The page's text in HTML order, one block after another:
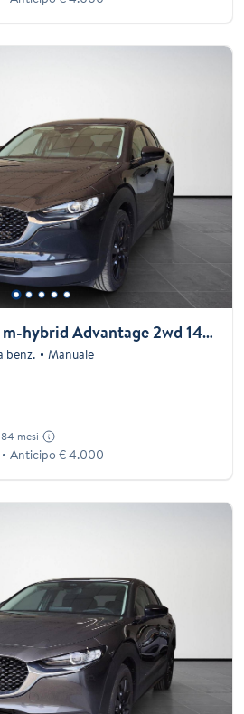
MAZDA CX-30 2.5 m-hybrid Advantage 2wd 140cv 6mt
benz. Manuale
mesi
Anticipo € 4.000